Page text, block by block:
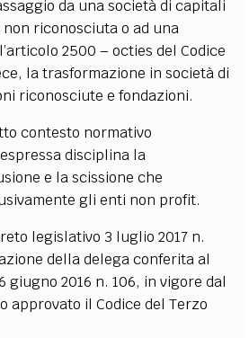
da una società di capitali
riconosciuta o ad una
2500 – octies del Codice
la trasformazione in società di
riconosciute e fondazioni.
contesto normativo
disciplina la
e la scissione che
gli enti non profit.
legislativo 3 luglio 2017 n.
della delega conferita al
giugno 2016 n. 106, in vigore dal
approvato il Codice del Terzo